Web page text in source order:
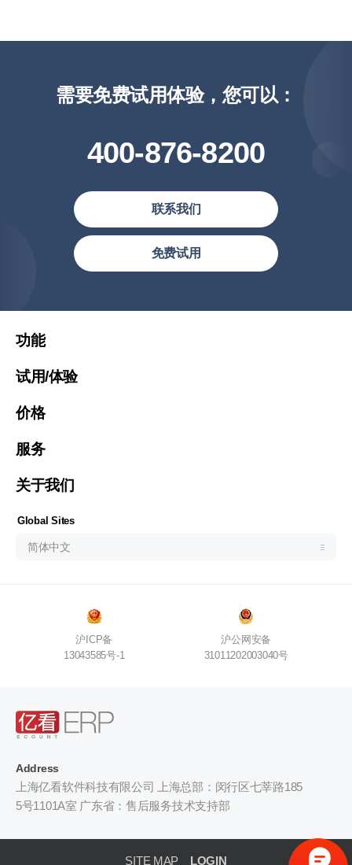
需要免费试用体验，您可以：
400-876-8200
联系我们
免费试用
功能
试用/体验
价格
服务
关于我们
Global Sites
简体中文
简体中文
United States (English)
Malaysia (English)
한국 (한국어)
Indonesia (Bahasa Indonesia)
Philipines(English)
Узбекистан (русский)
Address
上海亿看软件科技有限公司 上海总部：闵行区七莘路185
5号1101A室 广东省：售后服务技术支持部
沪ICP备
13043585号-1
沪公网安备
31011202003040号
SITE MAP LOGIN